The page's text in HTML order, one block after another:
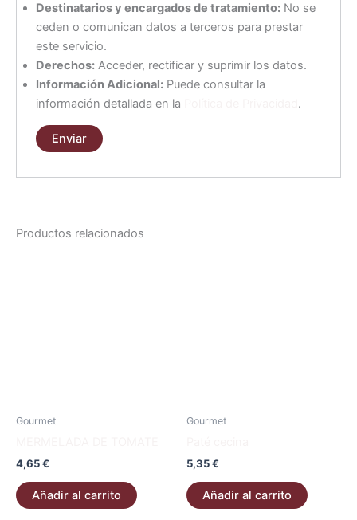
Destinatarios y encargados de tratamiento: No se
ceden o comunican datos a terceros para prestar
este servicio.
Derechos: Acceder, rectificar y suprimir los datos.
Información Adicional: Puede consultar la
información detallada en la
.
Productos relacionados
Gourmet
4,65€
Añadir al carrito
Gourmet
5,35€
Añadir al carrito